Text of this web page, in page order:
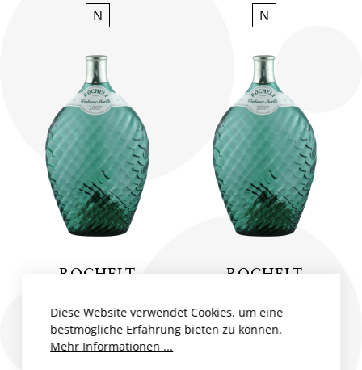
N N
ROCHELT
WACHAUER
MARILLE
ROCHELT
WACHAUER
MARILLE
Diese Website verwendet Cookies, um eine
bestmögliche Erfahrung bieten zu können.
Mehr Informationen ...